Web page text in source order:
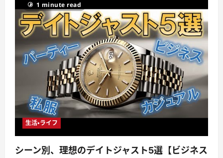
1 minute read
生活・ライフ
シーン別、理想のデイトジャスト5選【ビジネス